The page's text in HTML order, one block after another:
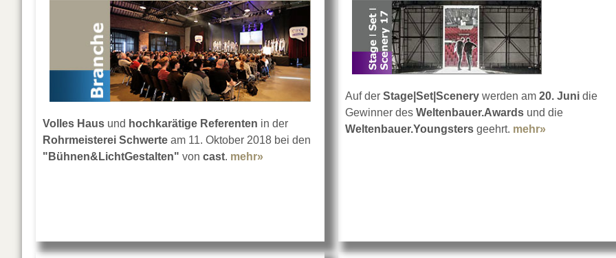
Volles Haus und hochkarätige Referenten in der
Rohrmeisterei Schwerte am 11. Oktober 2018 bei den
"Bühnen&LichtGestalten" von cast. mehr»
Auf der Stage|Set|Scenery werden am 20. Juni die
Gewinner des Weltenbauer.Awards und die
Weltenbauer.Youngsters geehrt. mehr»